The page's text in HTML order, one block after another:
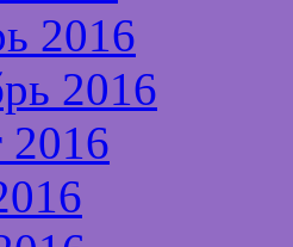
2016
2016
2016